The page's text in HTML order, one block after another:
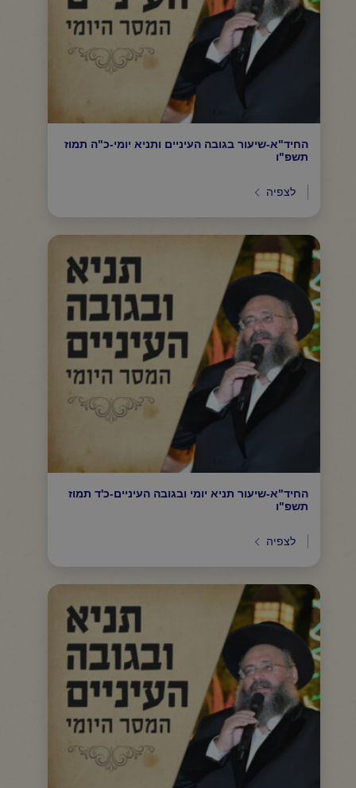
החיד"א-שיעור בגובה העיניים ותניא יומי-כ"ה תמוז
תשפ"ו
לצפיה
החיד"א-שיעור תניא יומי ובגובה העיניים-כ'ד תמוז
תשפ"ו
לצפיה